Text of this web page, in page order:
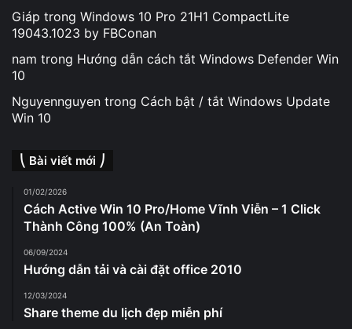
Giáp trong Windows 10 Pro 21H1 CompactLite
19043.1023 by FBConan
nam trong Hướng dẫn cách tắt Windows Defender Win
10
Nguyennguyen trong Cách bật / tắt Windows Update
Win 10
⎝ Bài viết mới ⎠
01/02/2026
Cách Active Win 10 Pro/Home Vĩnh Viễn – 1 Click
Thành Công 100% (An Toàn)
06/09/2024
Hướng dẫn tải và cài đặt office 2010
12/03/2024
Share theme du lịch đẹp miễn phí